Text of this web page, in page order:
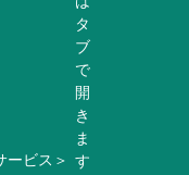
ービス＞